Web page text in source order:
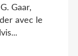
Gaar,
avec le